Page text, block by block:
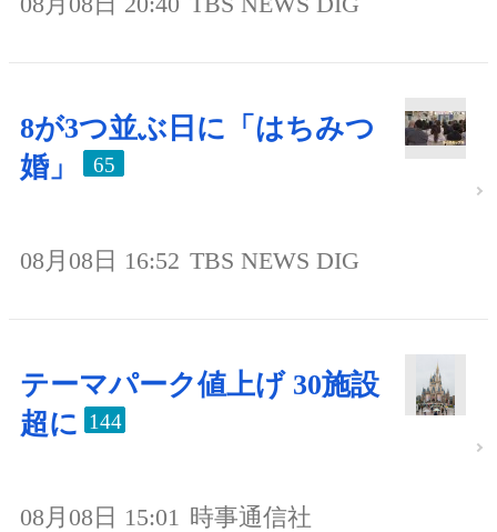
8が3つ並ぶ日に「はちみつ
婚」
65
08月08日 16:52 TBS NEWS DIG
テーマパーク値上げ 30施設
超に 144
08月08日 15:01 時事通信社